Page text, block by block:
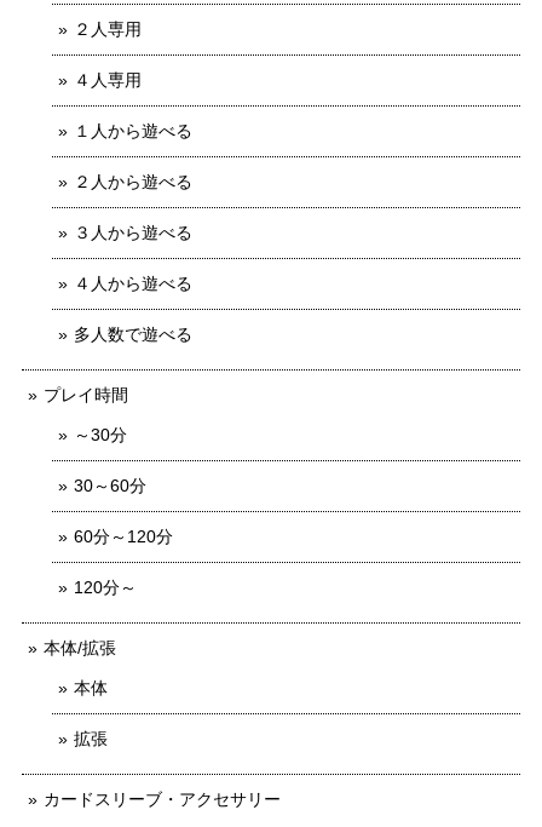
２人専用
４人専用
１人から遊べる
２人から遊べる
３人から遊べる
４人から遊べる
多人数で遊べる
プレイ時間
～30分
30～60分
60分～120分
120分～
本体/拡張
本体
拡張
カードスリーブ・アクセサリー